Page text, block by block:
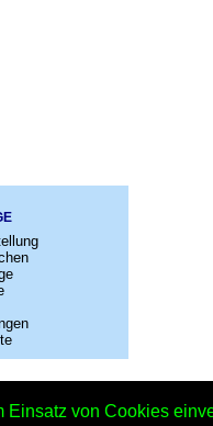
Einsatz von Cookies